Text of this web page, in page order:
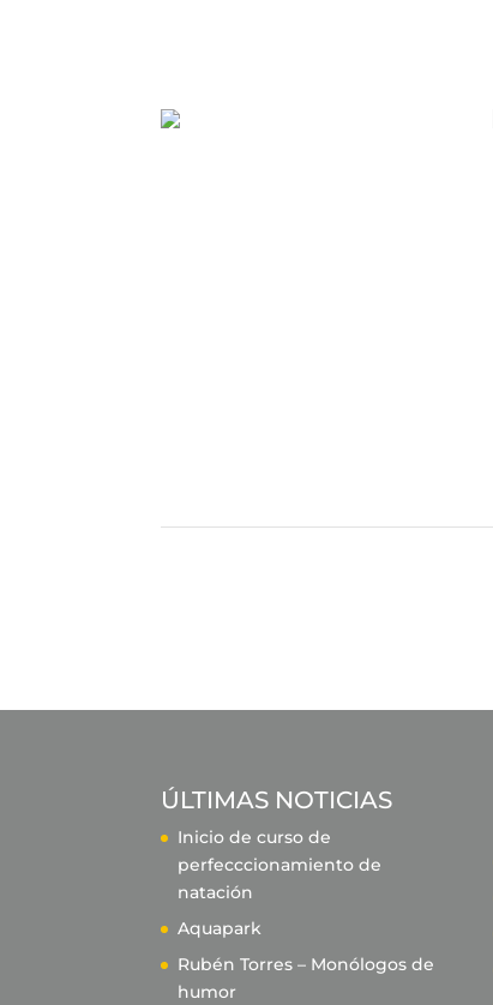
ÚLTIMAS NOTICIAS
Inicio de curso de
perfecccionamiento de
natación
Aquapark
Rubén Torres – Monólogos de
humor